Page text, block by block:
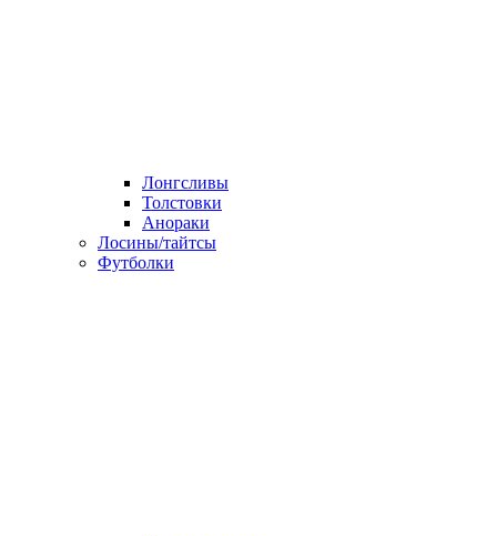
Лонгсливы
Толстовки
Анораки
Лосины/тайтсы
Футболки